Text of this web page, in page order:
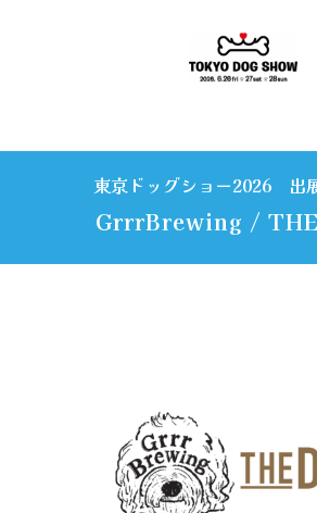
開催概要
ニュース
ステージ・タイムテ
東京ドッグショー2026 出
GrrrBrewing /